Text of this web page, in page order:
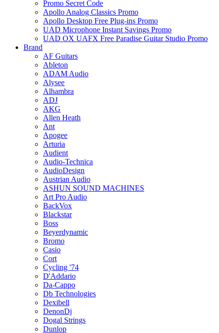
Promo Secret Code
Apollo Analog Classics Promo
Apollo Desktop Free Plug-ins Promo
UAD Microphone Instant Savings Promo
UAD OX UAFX Free Paradise Guitar Studio Promo
Brand
AF Guitars
Ableton
ADAM Audio
Alysee
Alhambra
ADJ
AKG
Allen Heath
Ant
Apogee
Arturia
Audient
Audio-Technica
AudioDesign
Austrian Audio
ASHUN SOUND MACHINES
Art Pro Audio
BackVox
Blackstar
Boss
Beyerdynamic
Bromo
Casio
Cort
Cycling '74
D'Addario
Da-Cappo
Db Technologies
Dexibell
DenonDj
Dogal Strings
Dunlop